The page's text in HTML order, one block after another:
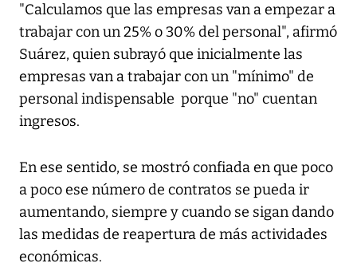
"Calculamos que las empresas van a empezar a
trabajar con un 25% o 30% del personal", afirmó
Suárez, quien subrayó que inicialmente las
empresas van a trabajar con un "mínimo" de
personal indispensable porque "no" cuentan
ingresos.
En ese sentido, se mostró confiada en que poco
a poco ese número de contratos se pueda ir
aumentando, siempre y cuando se sigan dando
las medidas de reapertura de más actividades
económicas.